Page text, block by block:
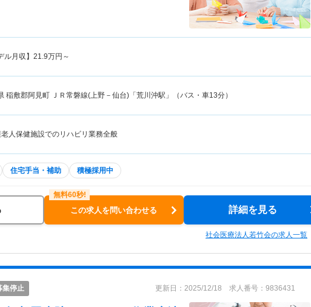
ル月収】 21.9万円～
稲敷郡阿見町 ＪＲ常磐線(上野－仙台)「荒川沖駅」（バス・車13分）
人保健施設でのリハビリ業務全般
住宅手当・補助 積極採用中
この求人を問い合わせる 詳細を見る
社会医療法人若竹会の求人一覧
集停止 更新日：2025/12/18 求人番号：9836431